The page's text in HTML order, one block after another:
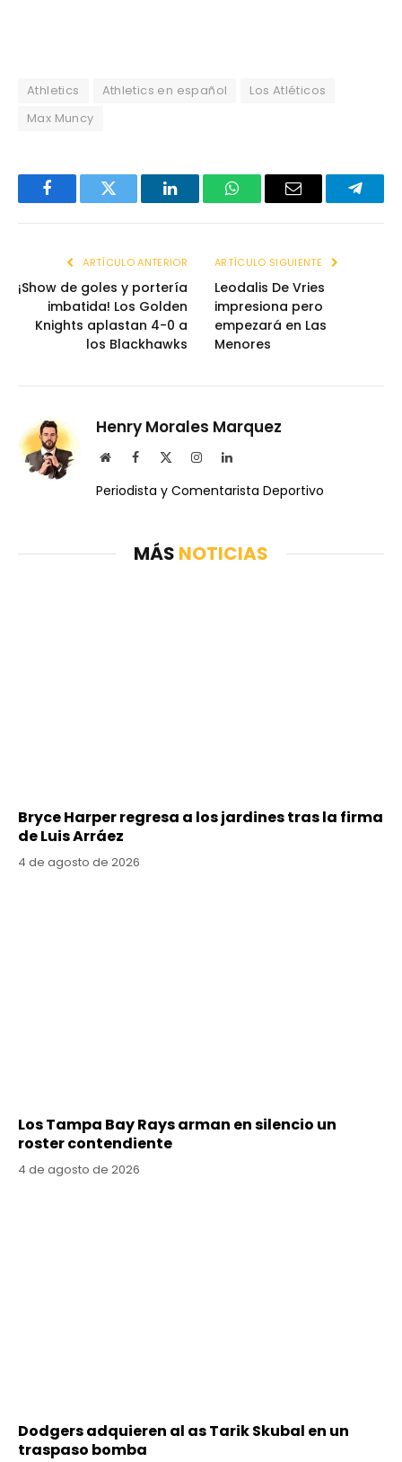
Athletics Athletics en español
Los Atléticos
Max Muncy
FacebookTwitter LinkedInWhatsAppEmail
ARTÍCULO ANTERIOR
¡Show de goles y portería
imbatida! Los Golden
Knights aplastan 4-0 a
los Blackhawks
ARTÍCULO SIGUIENTE
Leodalis De Vries
impresiona pero
empezará en Las
Menores
Henry Morales Marquez
WebsiteFacebook InstagramLinkedIn
Periodista y Comentarista Deportivo
MÁS NOTICIAS
Bryce Harper regresa a los jardines tras la firma
de Luis Arráez
4 de agosto de 2026
Los Tampa Bay Rays arman en silencio un
roster contendiente
4 de agosto de 2026
Dodgers adquieren al as Tarik Skubal en un
traspaso bomba